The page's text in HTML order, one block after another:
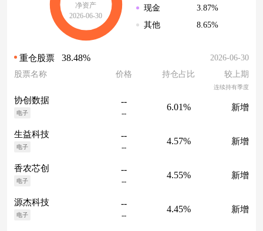
净资产
2026-06-30
现金
3.87%
其他
8.65%
重仓股票 38.48%
2026-06-30
股票名称
价格 持仓占比 较上期
连续持有季度
协创数据
电子
--
--
6.01% 新增
生益科技
电子
--
--
4.57% 新增
香农芯创
电子
--
--
4.55% 新增
源杰科技
电子
--
--
4.45% 新增